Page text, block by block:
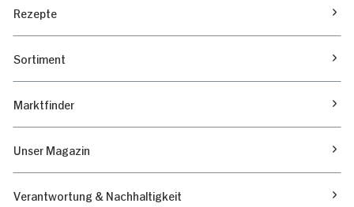
Rezepte
Sortiment
Marktfinder
Unser Magazin
Verantwortung & Nachhaltigkeit